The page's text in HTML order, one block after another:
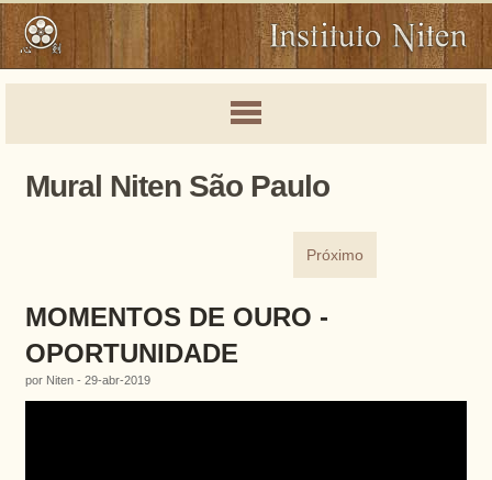
Mural Niten São Paulo
Próximo
MOMENTOS DE OURO -
OPORTUNIDADE
por Niten - 29-abr-2019